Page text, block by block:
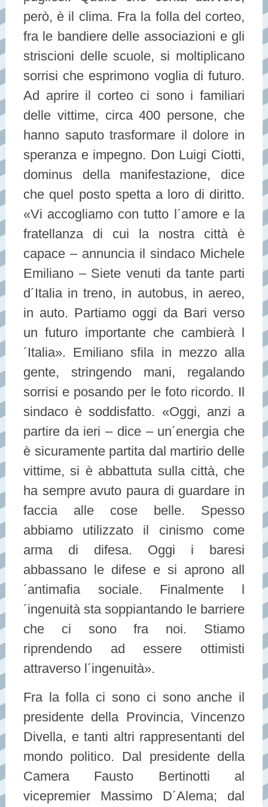
però, è il clima. Fra la folla del corteo,
fra le bandiere delle associazioni e gli
striscioni delle scuole, si moltiplicano
sorrisi che esprimono voglia di futuro.
Ad aprire il corteo ci sono i familiari
delle vittime, circa 400 persone, che
hanno saputo trasformare il dolore in
speranza e impegno. Don Luigi Ciotti,
dominus della manifestazione, dice
che quel posto spetta a loro di diritto.
«Vi accogliamo con tutto l´amore e la
fratellanza di cui la nostra città è
capace – annuncia il sindaco Michele
Emiliano – Siete venuti da tante parti
d´Italia in treno, in autobus, in aereo,
in auto. Partiamo oggi da Bari verso
un futuro importante che cambierà l
´Italia». Emiliano sfila in mezzo alla
gente, stringendo mani, regalando
sorrisi e posando per le foto ricordo. Il
sindaco è soddisfatto. «Oggi, anzi a
partire da ieri – dice – un´energia che
è sicuramente partita dal martirio delle
vittime, si è abbattuta sulla città, che
ha sempre avuto paura di guardare in
faccia alle cose belle. Spesso
abbiamo utilizzato il cinismo come
arma di difesa. Oggi i baresi
abbassano le difese e si aprono all
´antimafia sociale. Finalmente l
´ingenuità sta soppiantando le barriere
che ci sono fra noi. Stiamo
riprendendo ad essere ottimisti
attraverso l´ingenuità».
Fra la folla ci sono ci sono anche il
presidente della Provincia, Vincenzo
Divella, e tanti altri rappresentanti del
mondo politico. Dal presidente della
Camera Fausto Bertinotti al
vicepremier Massimo D´Alema; dal